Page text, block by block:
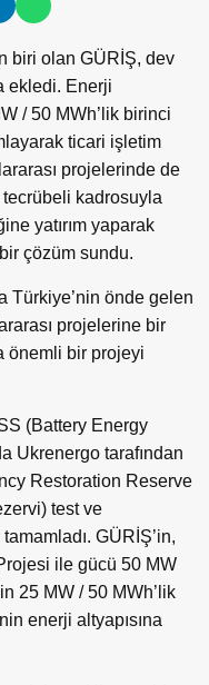
biri olan GÜRİŞ, dev
ekledi. Enerji
/ 50 MWh’lik birinci
ticari işletim
projelerinde de
kadrosuyla
yatırım yaparak
çözüm sundu.
Türkiye’nin önde gelen
projelerine bir
önemli bir projeyi
(Battery Energy
Ukrenergo tarafından
Restoration Reserve
test ve
GÜRİŞ’in,
ile gücü 50 MW
25 MW / 50 MWh’lik
enerji altyapısına